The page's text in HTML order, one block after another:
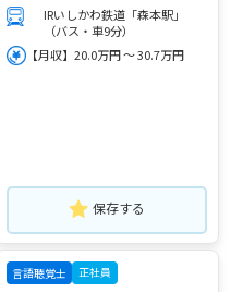
IRいしかわ鉄道「森本駅」
（バス・車9分）
【月収】20.0万円 ～ 30.7万円
保存する
言語聴覚士 正社員